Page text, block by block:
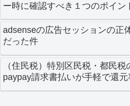
ー時に確認すべき１つのポイン
adsenseの広告セッションの正
だった件
（住民税）特別区民税・都民
paypay請求書払いが手軽で還元